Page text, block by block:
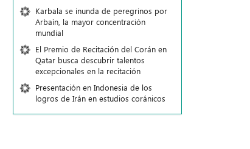
Karbala se inunda de peregrinos por
Arbaín, la mayor concentración
mundial
El Premio de Recitación del Corán en
Qatar busca descubrir talentos
excepcionales en la recitación
Presentación en Indonesia de los
logros de Irán en estudios coránicos